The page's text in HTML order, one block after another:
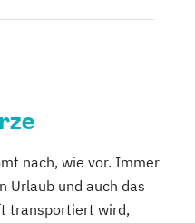
nach, wie vor. Immer
Urlaub und auch das
transportiert wird,